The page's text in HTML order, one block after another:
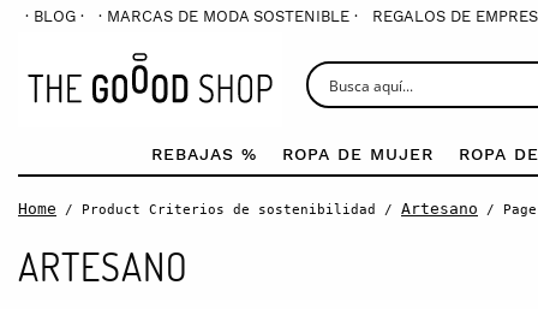
· BLOG · · MARCAS DE MODA SOSTENIBLE · REGALOS DE
REBAJAS % ROPA DE MUJER ROPA
Home / Product Criterios de sostenibilidad / Artesano /
ARTESANO